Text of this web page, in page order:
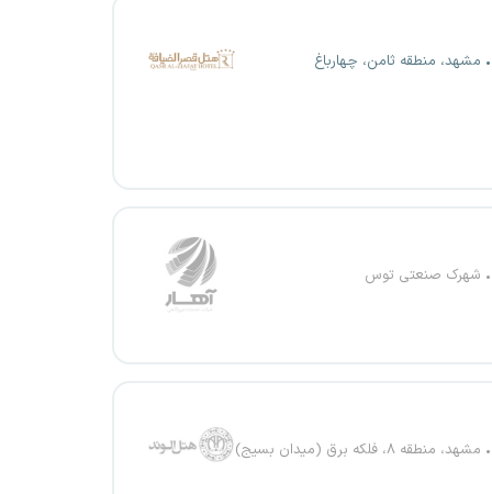
مشهد، منطقه ثامن، چهارباغ
شهرک صنعتی توس
مشهد، منطقه ۸، فلکه برق (میدان بسیج)